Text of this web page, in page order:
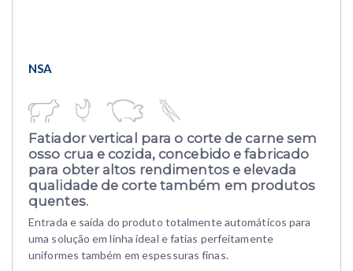
NSA
Fatiador vertical para o corte de carne sem
osso crua e cozida,concebido e fabricado
para obter altos rendimentos e elevada
qualidade de corte também em produtos
quentes.
Entrada e saída do produto totalmente automáticos para
uma solução em linha ideal e fatias perfeitamente
uniformes também em espessuras finas.